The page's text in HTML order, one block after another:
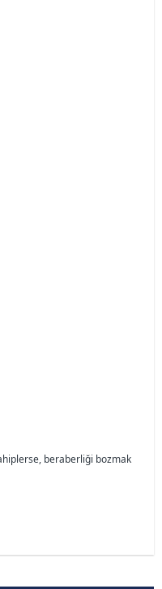
beraberliği bozmak